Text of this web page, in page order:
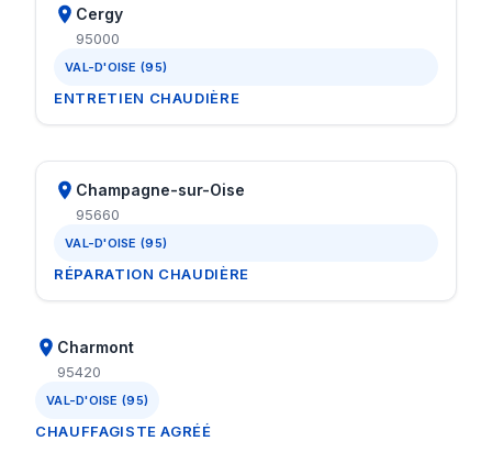
Cergy
95000
VAL-D'OISE (95)
ENTRETIEN CHAUDIÈRE
Champagne-sur-Oise
95660
VAL-D'OISE (95)
RÉPARATION CHAUDIÈRE
Charmont
95420
VAL-D'OISE (95)
CHAUFFAGISTE AGRÉÉ